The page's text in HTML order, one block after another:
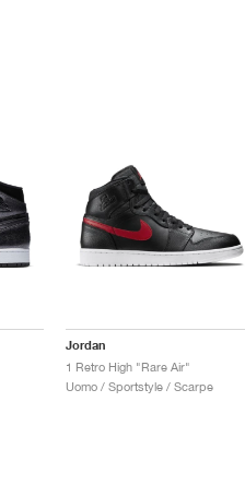
Jordan
1 Retro High "Rare Air"
Uomo / Sportstyle / Scarpe